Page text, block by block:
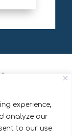
experience,
analyze our
to our use
AB.